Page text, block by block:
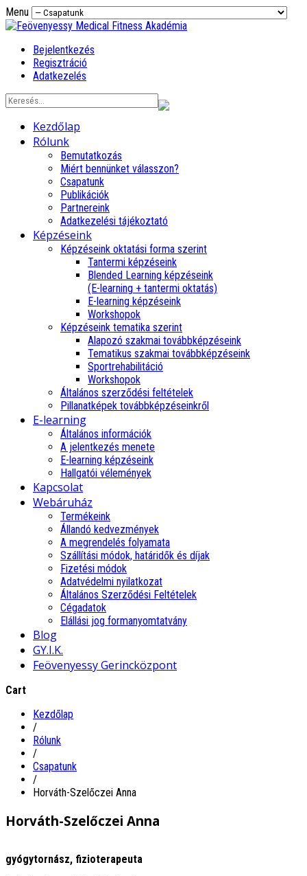
Menu
Bejelentkezés
Regisztráció
Adatkezelés
Kezdőlap
Rólunk
Bemutatkozás
Miért bennünket válasszon?
Csapatunk
Publikációk
Partnereink
Adatkezelési tájékoztató
Képzéseink
Képzéseink oktatási forma szerint
Tantermi képzéseink
Blended Learning képzéseink
(E-learning + tantermi oktatás)
E-learning képzéseink
Workshopok
Képzéseink tematika szerint
Alapozó szakmai továbbképzéseink
Tematikus szakmai továbbképzéseink
Sportrehabilitáció
Workshopok
Általános szerződési feltételek
Pillanatképek továbbképzéseinkről
E-learning
Általános információk
A jelentkezés menete
E-learning képzéseink
Hallgatói vélemények
Kapcsolat
Webáruház
Termékeink
Állandó kedvezmények
A megrendelés folyamata
Szállítási módok, határidők és díjak
Fizetési módok
Adatvédelmi nyilatkozat
Általános Szerződési Feltételek
Cégadatok
Elállási jog formanyomtatvány
Blog
GY.I.K.
Feövenyessy Gerincközpont
Cart
Kezdőlap
/
Rólunk
/
Csapatunk
/
Horváth-Szelőczei Anna
Horváth-Szelőczei Anna
gyógytornász, fizioterapeuta